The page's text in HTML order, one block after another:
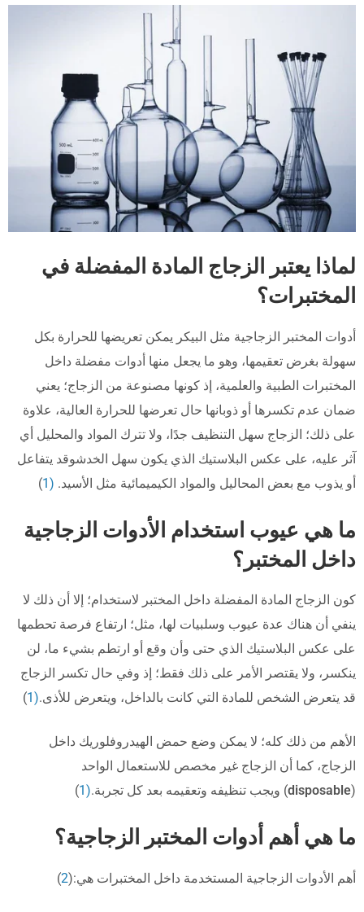
لماذا يعتبر الزجاج المادة المفضلة في
المختبرات؟
أدوات المختبر الزجاجية مثل البيكر يمكن تعريضها للحرارة بكل
سهولة بغرض تعقيمها، وهو ما يجعل منها أدوات مفضلة داخل
المختبرات الطبية والعلمية، إذ كونها مصنوعة من الزجاج؛ يعني
ضمان عدم تكسرها أو ذوبانها حال تعرضها للحرارة العالية، علاوة
على ذلك؛ الزجاج سهل التنظيف جدًا، ولا تترك المواد والمحليل أي
آثر عليه، على عكس البلاستيك الذي يكون سهل الخدشوقد يتفاعل
أو يذوب مع بعض المحاليل والمواد الكيميمائية مثل الأسيد. (1
)
ما هي عيوب استخدام الأدوات الزجاجية
داخل المختبر؟
كون الزجاج المادة المفضلة داخل المختبر لاستخدام؛ إلا أن ذلك لا
ينفي أن هناك عدة عيوب وسلبيات لها، مثل؛ ارتفاع فرصة تحطمها
على عكس البلاستيك الذي حتى وأن وقع أو ارتطم بشيء ما، لن
ينكسر، ولا يقتصر الأمر على ذلك فقط؛ إذ وفي حال تكسر الزجاج
قد يتعرض الشخص للمادة التي كانت بالداخل، ويتعرض للأذى.(1
)
الأهم من ذلك كله؛ لا يمكن وضع حمض الهيدروفلوريك داخل
الزجاج، كما أن الزجاج غير مخصص للاستعمال الواحد
(
disposable) ويجب تنظيفه وتعقيمه بعد كل تجربة.(1
)
ما هي أهم أدوات المختبر الزجاجية؟
أهم الأدوات الزجاجية المستخدمة داخل المختبرات هي:(2
)